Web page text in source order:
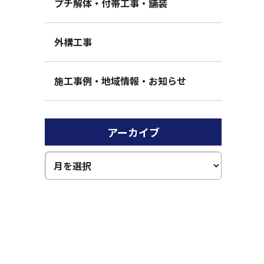
プチ解体・付帯工事・舗装
外構工事
施工事例・地域情報・お知らせ
アーカイブ